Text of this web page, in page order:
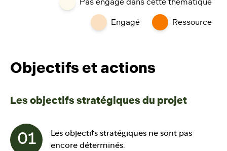
Pas engagé dans cette thématique
Engagé Ressource
Objectifs et actions
Les objectifs stratégiques du projet
01
Les objectifs stratégiques ne sont pas
encore déterminés.